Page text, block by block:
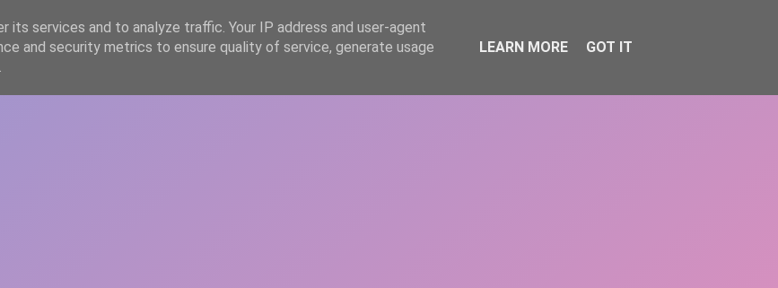
HOME ARTICOLE DESPRE ECHIPĂ REPERE DONEAZĂ ARTICOLE CONTACT
its services and to analyze traffic. Your IP address and user-agent
and security metrics to ensure quality of service, generate usage
LEARN MORE GOT IT